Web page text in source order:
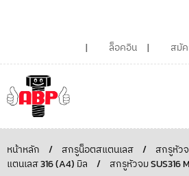
ล็อคอิน สมั
หน้าหลัก / สกรูน็อตสแตนเลส / สกรูหัว
แตนเลส 316 (A4) มิล
/ สกรูหัวจม SUS316